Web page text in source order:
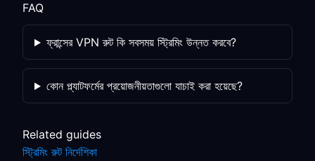
FAQ
ফ্রান্সের VPN রুট কি সবসময় স্ট্রিমিং উন্নত করবে?
কোন প্ল্যাটফর্মের প্রয়োজনীয়তাগুলো যাচাই করা হয়েছে?
Related guides
স্ট্রিমিং রুট নির্দেশিকা